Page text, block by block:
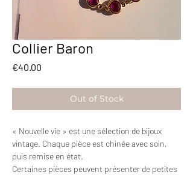
Collier Baron
€40.00
Out of Stock
« Nouvelle vie » est une sélection de bijoux
vintage. Chaque pièce est chinée avec soin,
puis remise en état.
Certaines pièces peuvent présenter de petites